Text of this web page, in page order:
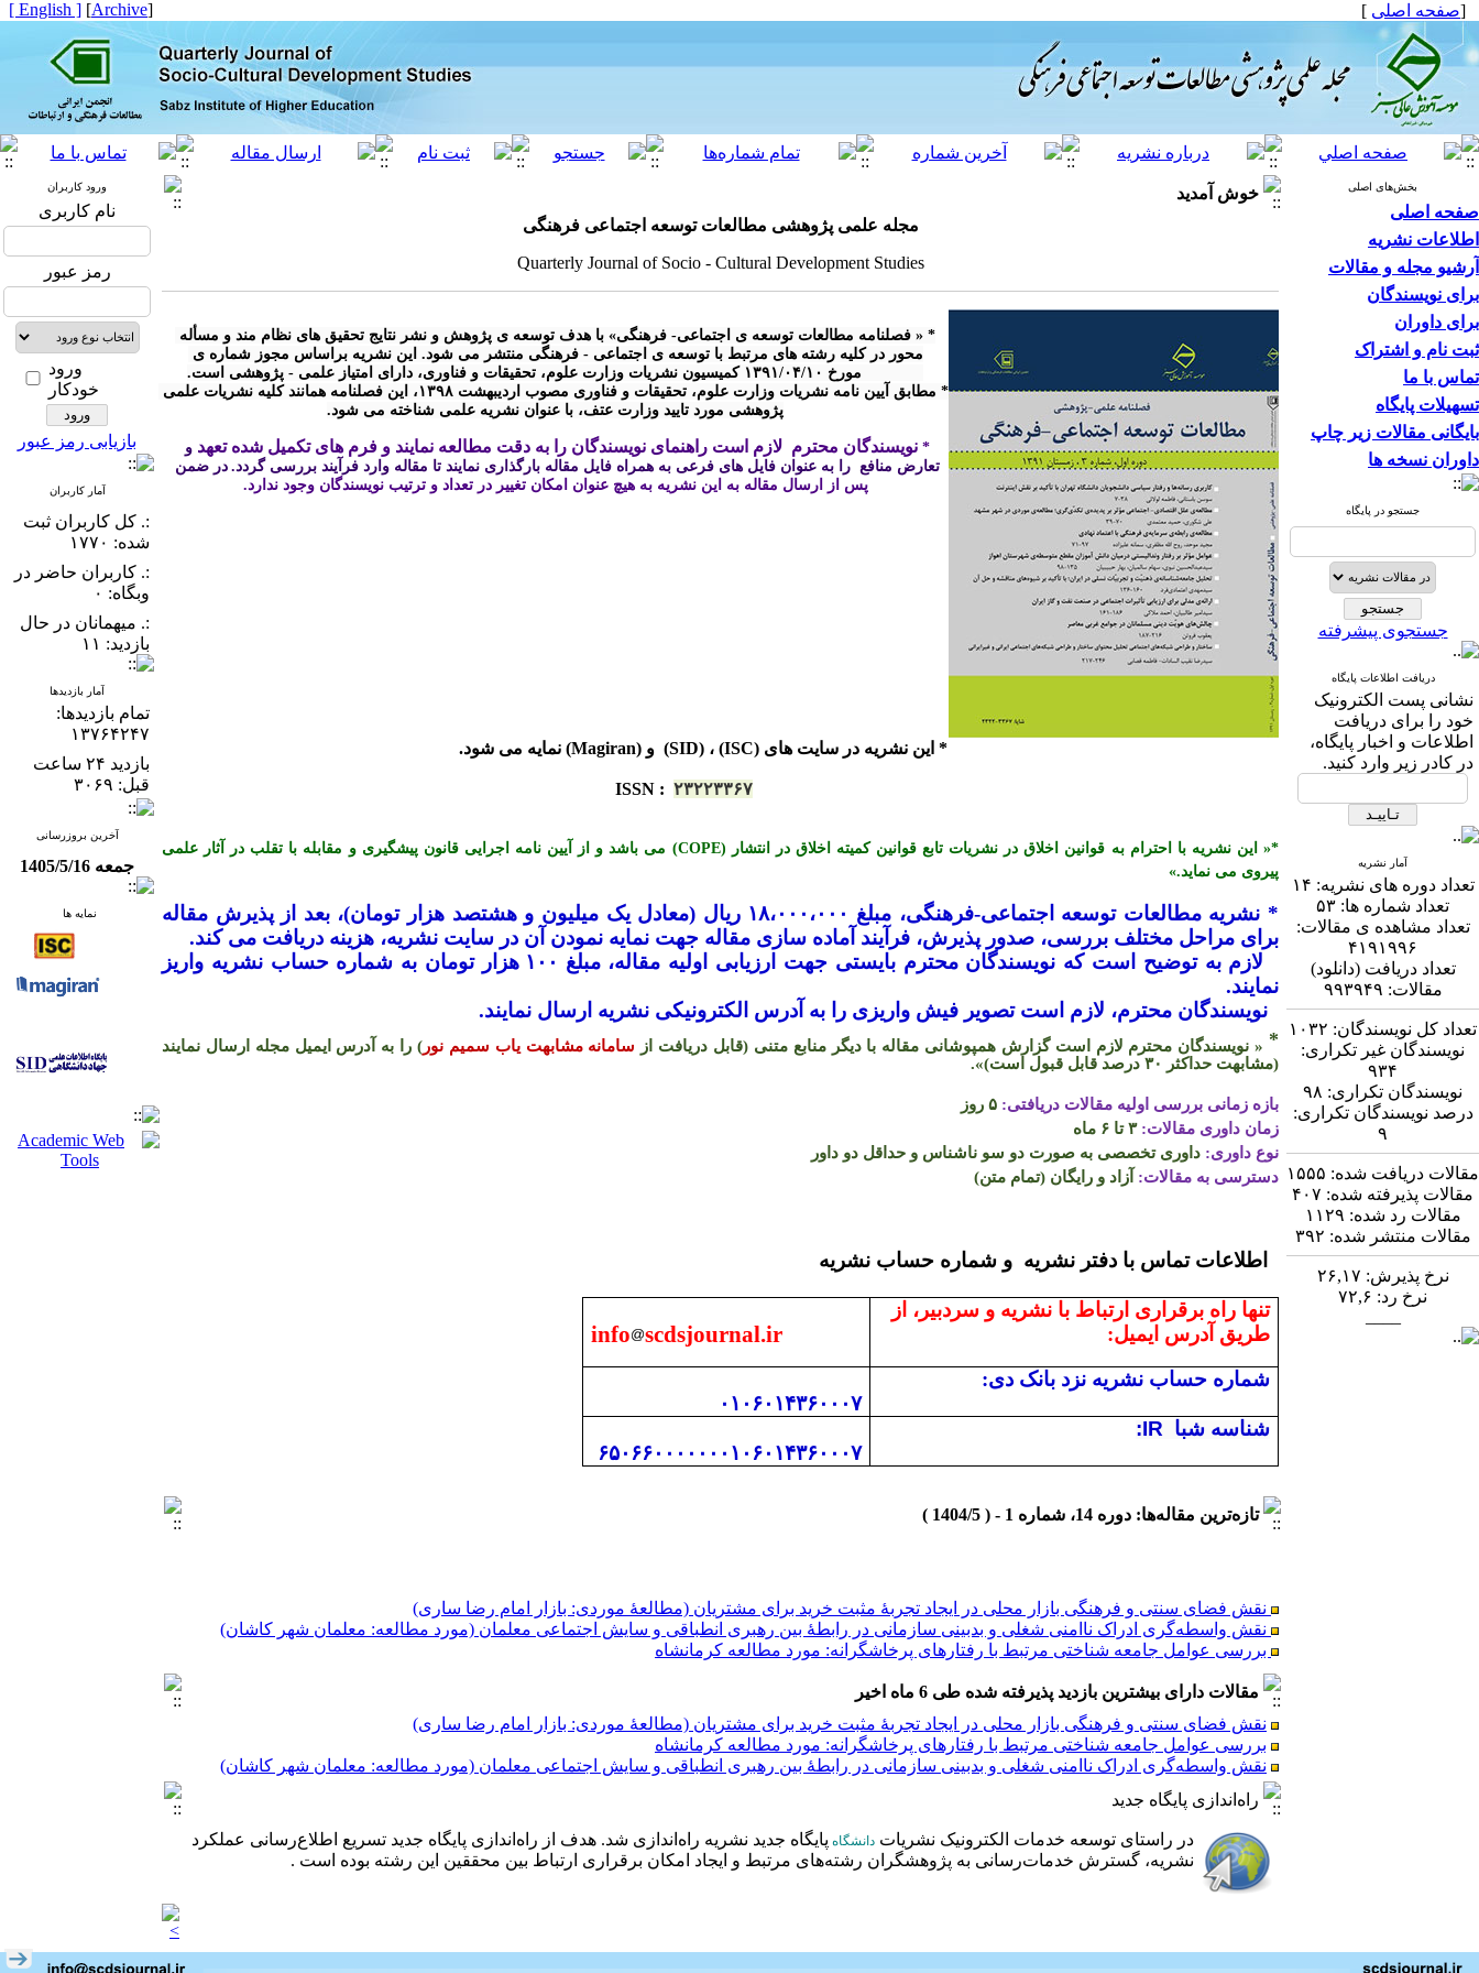
[صفحه اصلی ]
[
Archive
]
[ English ]
بخش‌های اصلی
صفحه اصلی
اطلاعات نشریه
آرشیو مجله و مقالات
برای نویسندگان
برای داوران
ثبت نام و اشتراک
تماس با ما
تسهیلات پایگاه
بایگانی مقالات زیر چاپ
داوران نسخه ها
جستجو در پایگاه
جستجوی پیشرفته
دریافت اطلاعات پایگاه
نشانی پست الكترونیک
خود را برای دریافت
اطلاعات و اخبار پایگاه،
در كادر زیر وارد كنید.
آمار نشریه
تعداد دوره های نشریه: ۱۴
تعداد شماره ها: ۵۳
تعداد مشاهده ی مقالات:
۴۱۹۱۹۹۶
تعداد دریافت (دانلود)
مقالات: ۹۹۳۹۴۹
تعداد کل نویسندگان: ۱۰۳۲
نویسندگان غیر تکراری:
۹۳۴
نویسندگان تکراری: ۹۸
درصد نویسندگان تکراری:
۹
مقالات دریافت شده: ۱۵۵۵
مقالات پذیرفته شده: ۴۰۷
مقالات رد شده: ۱۱۲۹
مقالات منتشر شده: ۳۹۲
نرخ پذیرش: ۲۶,۱۷
نرخ رد: ۷۲,۶
خوش آمدید
مجله علمی پژوهشی مطالعات توسعه اجتماعی فرهنگی
Quarterly Journal of Socio - Cultural Development Studies
پژوهشی مورد تایید وزارت عتف، با عنوان نشریه علمی شناخته می شود.
* نویسندگان محترم  لازم است راهنمای نویسندگان را به دقت مطالعه نمایند و فرم های تکمیل شده تعهد
تعارض منافع  را به عنوان فایل های فرعی به همراه فایل مقاله بارگذاری نمایند تا مقاله وارد فرآیند بررسی گردد. در ضمن
پس از ارسال مقاله به این نشریه به هیچ عنوان امکان تغییر در تعداد و ترتیب نویسندگان وجود ندارد.
* این نشریه در سایت های (ISC) ، (SID) و (Magiran) نمایه می شود.
ISSN : ۲۳۲۲۳۳۶۷
*« این نشریه با احترام به قوانین اخلاق در نشریات تابع قوانین کمیته اخلاق در انتشار (COPE) می باشد و از آیین نامه اجرایی قانون پیشگیری و مقابله با تقلب در آثار علمی
پیروی می نماید.»
* نشریه مطالعات توسعه اجتماعی-
فرهنگی، مبلغ ۱۸،۰۰۰،۰۰۰ ریال (معادل یک میلیون و هشتصد هزار تومان)، بعد از پذیرش مقاله
برای مراحل مختلف بررسی، صدور پذیرش، فرآیند آماده سازی مقاله جهت نمایه نمودن آن در سایت نشریه، هزینه دریافت می­ کند.
لازم به توضیح است که نویسندگان محترم بایستی جهت ارزیابی اولیه مقاله، مبلغ ۱۰۰ هزار تومان به شماره حساب نشریه واریز
نمایند.
نویسندگان محترم، لازم است تصویر فیش واریزی را به آدرس الکترونیکی نشریه ارسال نمایند.
* « نویسندگان محترم لازم است گزارش همپوشانی مقاله با دیگر منابع متنی (قابل دریافت از سامانه مشابهت یاب سمیم نور) را به آدرس ایمیل مجله ارسال نمایند
(مشابهت حداکثر
۳۰ درصد قابل قبول است)«
.
بازه زمانی بررسی اولیه مقالات دریافتی: ۵ روز
زمان داوری مقالات:۳ تا ۶ ماه
نوع داوری: داوری تخصصی به صورت دو سو ناشناس و حداقل دو داور
دسترسی به مقالات: آزاد و رایگان (تمام متن)
اطلاعات تماس با دفتر نشریه و شماره حساب نشریه
تنها راه برقراری ارتباط با نشریه و سردبیر، از
طریق آدرس ایمیل:
info scdsjournal.ir
شماره حساب نشریه نزد بانک دی:
۰۱۰۶۰۱۴۳۶۰۰۰۷
شناسه شبا :IR
۶۵۰۶۶۰۰۰۰۰۰۰۱۰۶۰۱۴۳۶۰۰۰۷
تازه‌ترین مقاله‌ها: دوره 14، شماره 1 - ( 1404/5 )
نقش فضای سنتی و فرهنگی بازار محلی در ایجاد تجربۀ مثبت خرید برای مشتریان (مطالعۀ موردی: بازار امام رضا ساری)
نقش واسطه‌گری ادراک ناامنی شغلی و بدبینی سازمانی در رابطۀ بین رهبری انطباقی و سایش اجتماعی معلمان (مورد مطالعه: معلمان شهر کاشان)
بررسی عوامل جامعه شناختی مرتبط با رفتارهای پرخاشگرانه: مورد مطالعه کرمانشاه
نقش فضای سنتی و فرهنگی بازار محلی در ایجاد تجربۀ مثبت خرید برای مشتریان (مطالعۀ موردی: بازار امام رضا ساری)
نقش واسطه‌گری ادراک ناامنی شغلی و بدبینی سازمانی در رابطۀ بین رهبری انطباقی و سایش اجتماعی معلمان (مورد مطالعه: معلمان شهر کاشان)
بررسی عوامل جامعه شناختی مرتبط با رفتارهای پرخاشگرانه: مورد مطالعه کرمانشاه
مقالات دارای بیشترین بازدید پذیرفته شده طی 6 ماه اخیر
نقش فضای سنتی و فرهنگی بازار محلی در ایجاد تجربۀ مثبت خرید برای مشتریان (مطالعۀ موردی: بازار امام رضا ساری)
بررسی عوامل جامعه شناختی مرتبط با رفتارهای پرخاشگرانه: مورد مطالعه کرمانشاه
نقش واسطه‌گری ادراک ناامنی شغلی و بدبینی سازمانی در رابطۀ بین رهبری انطباقی و سایش اجتماعی معلمان (مورد مطالعه: معلمان شهر کاشان)
راه‌اندازی پایگاه جدید
در راستای توسعه خدمات الکترونیک نشریات دانشگاه پایگاه جدید نشریه راه‌اندازی شد. هدف از راه‌اندازی پایگاه جدید تسریع اطلاع‌رسانی عملکرد
نشریه، گسترش خدمات‌رسانی به پژوهشگران رشته‌های مرتبط و ایجاد امکان برقراری ارتباط بین محققین این رشته بوده است .
ورود کاربران
نام کاربری
رمز عبور
ورود
خودکار
بازیابی رمز عبور
آمار کاربران
:. کل کاربران ثبت
شده: ۱۷۷۰
:. کاربران حاضر در
وبگاه: ۰
:. میهمانان در حال
بازدید: ۱۱
آمار بازدیدها
تمام بازدید‌ها:
۱۳۷۶۴۲۴۷
بازدید ۲۴ ساعت
قبل: ۳۰۶۹
آخرین بروزرسانی
جمعه 1405/5/16
نمایه ها